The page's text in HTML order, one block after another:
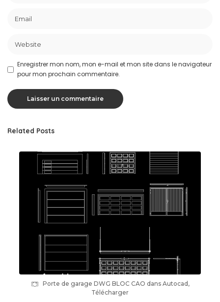
Enregistrer mon nom, mon e-mail et mon site dans le navigateur
pour mon prochain commentaire.
Related Posts
Porte de garage DWG BLOC CAO dans Autocad,
Télécharger